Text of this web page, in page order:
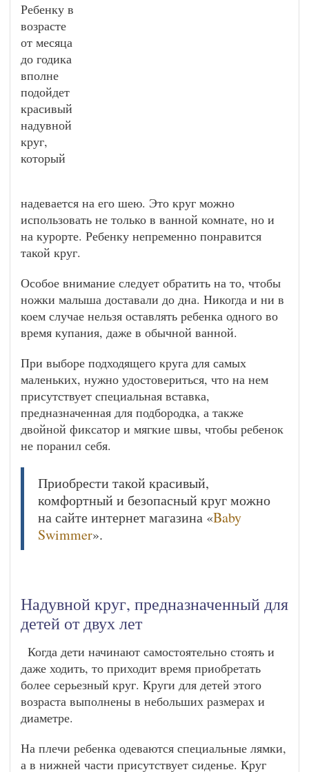
Ребенку в
возрасте
от месяца
до годика
вполне
подойдет
красивый
надувной
круг,
который
надевается на его шею. Это круг можно
использовать не только в ванной комнате, но и
на курорте. Ребенку непременно понравится
такой круг.
Особое внимание следует обратить на то, чтобы
ножки малыша доставали до дна. Никогда и ни в
коем случае нельзя оставлять ребенка одного во
время купания, даже в обычной ванной.
При выборе подходящего круга для самых
маленьких, нужно удостовериться, что на нем
присутствует специальная вставка,
предназначенная для подбородка, а также
двойной фиксатор и мягкие швы, чтобы ребенок
не поранил себя.
Приобрести такой красивый,
комфортный и безопасный круг можно
на сайте интернет магазина «Baby
Swimmer».
Надувной круг, предназначенный для
детей от двух лет
Когда дети начинают самостоятельно стоять и
даже ходить, то приходит время приобретать
более серьезный круг. Круги для детей этого
возраста выполнены в небольших размерах и
диаметре.
На плечи ребенка одеваются специальные лямки,
а в нижней части присутствует сиденье. Круг